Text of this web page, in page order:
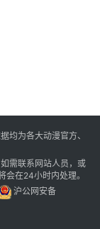
均为各大动漫官方、
需联系网站人员，或
在24小时内处理。
沪公网安备